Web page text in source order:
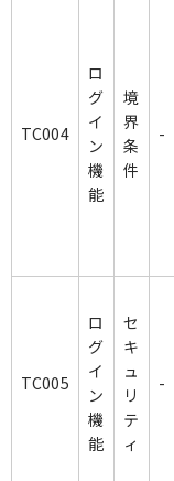
TC004
ロ
グ
イ
ン
機
能
境
界
条
件
-
TC005
ロ
グ
イ
ン
機
能
セ
キ
ュ
リ
テ
ィ
-